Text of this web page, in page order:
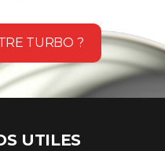
TURBO ?
UTILES